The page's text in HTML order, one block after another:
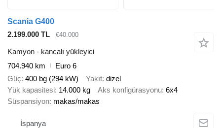
Scania G400
2.199.000 TL
€40.000
Kamyon - kancalı yükleyici
704.940 km
Euro 6
Güç 400 bg (294 kW) Yakıt dizel
Yük kapasitesi 14.000 kg Aks konfigürasyonu 6x4
Süspansiyon makas/makas
İspanya